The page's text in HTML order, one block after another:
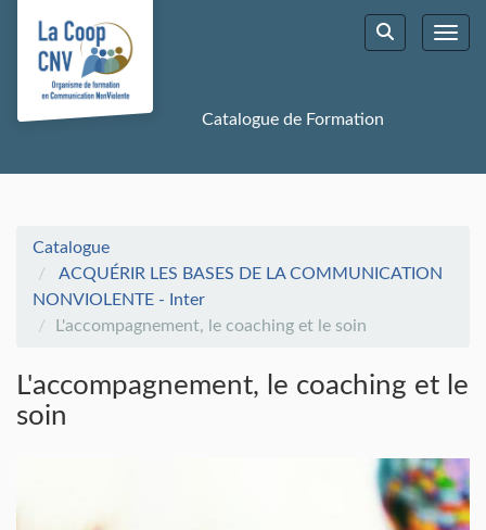
Aller au menu principal
Aller au contenu principal
Personnaliser l'interface
Rechercher
Catalogue de Formation
Catalogue
ACQUÉRIR LES BASES DE LA COMMUNICATION
NONVIOLENTE - Inter
L'accompagnement, le coaching et le soin
L'accompagnement, le coaching et le
soin